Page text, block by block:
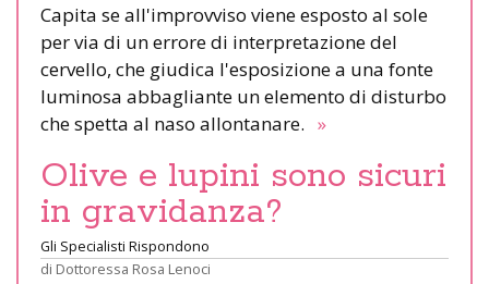
Capita se all'improvviso viene esposto al sole
per via di un errore di interpretazione del
cervello, che giudica l'esposizione a una fonte
luminosa abbagliante un elemento di disturbo
che spetta al naso allontanare. »
Olive e lupini sono sicuri
in gravidanza?
Gli Specialisti Rispondono
di Dottoressa Rosa Lenoci